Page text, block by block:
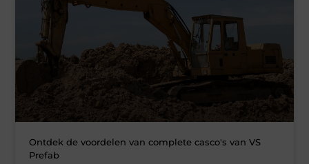
Ontdek de voordelen van complete casco's van VS
Prefab